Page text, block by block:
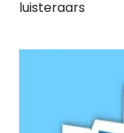
luisteraars